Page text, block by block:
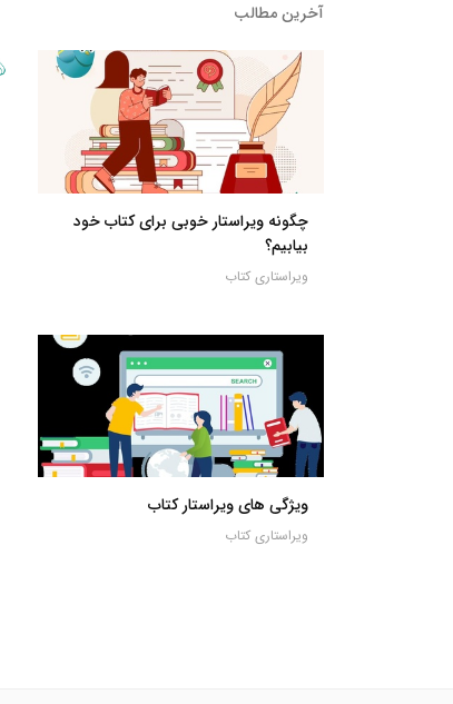
آخرین مطالب
چگونه ویراستار خوبی برای کتاب خود
بیابیم؟
ویراستاری کتاب
ویژگی های ویراستار کتاب
ویراستاری کتاب